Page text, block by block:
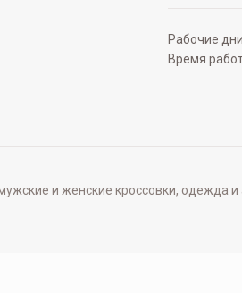
Рабочие
Время
и женские кроссовки, одежда и